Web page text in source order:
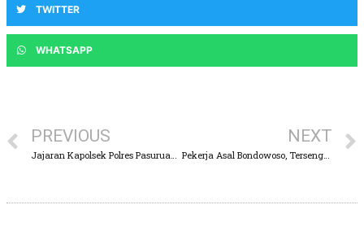
TWITTER
WHATSAPP
PREVIOUS
Jajaran Kapolsek Polres Pasuruan Bagikan Bingkisan Lebaran Kepada Keluarga Korban Kanjuruhan
NEXT
Pekerja Asal Bondowoso, Tersengat Listrik Saat Memasang Kabel Internet Iforte di Purwodadi